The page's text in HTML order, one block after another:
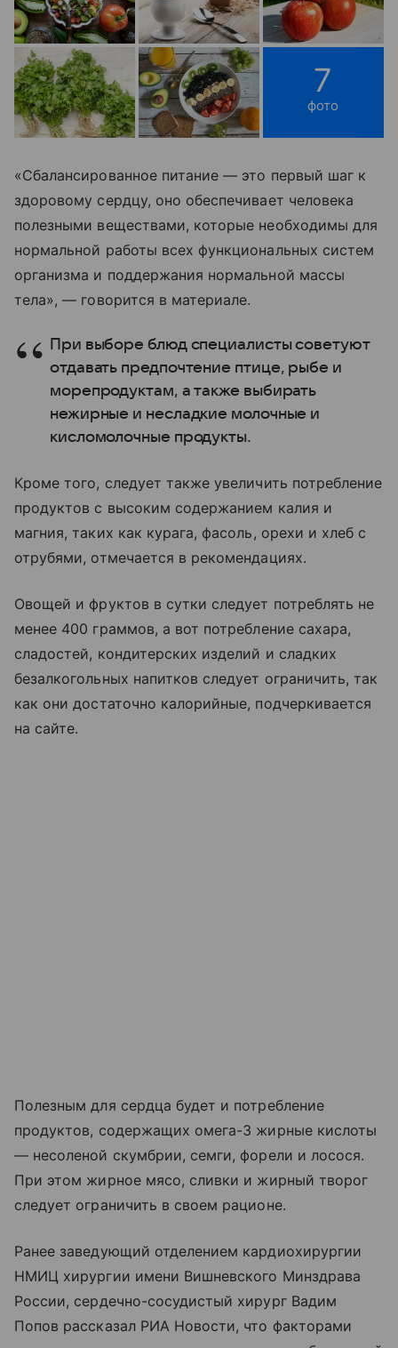
7
фото
«Сбалансированное питание — это первый шаг к
здоровому сердцу, оно обеспечивает человека
полезными веществами, которые необходимы для
нормальной работы всех функциональных систем
организма и поддержания нормальной массы
тела», — говорится в материале.
При выборе блюд специалисты советуют
отдавать предпочтение птице, рыбе и
морепродуктам, а также выбирать
нежирные и несладкие молочные и
кисломолочные продукты.
Кроме того, следует также увеличить потребление
продуктов с высоким содержанием калия и
магния, таких как курага, фасоль, орехи и хлеб с
отрубями, отмечается в рекомендациях.
Овощей и фруктов в сутки следует потреблять не
менее 400 граммов, а вот потребление сахара,
сладостей, кондитерских изделий и сладких
безалкогольных напитков следует ограничить, так
как они достаточно калорийные, подчеркивается
на сайте.
Полезным для сердца будет и потребление
продуктов, содержащих омега-3 жирные кислоты
— несоленой скумбрии, семги, форели и лосося.
При этом жирное мясо, сливки и жирный творог
следует ограничить в своем рационе.
Ранее заведующий отделением кардиохирургии
НМИЦ хирургии имени Вишневского Минздрава
России, сердечно-сосудистый хирург Вадим
Попов рассказал РИА Новости, что факторами